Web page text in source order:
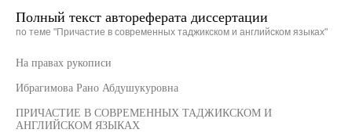
Полный текст автореферата диссертации
по теме "Причастие в современных таджикском и английском языках"
На правах рукописи
Ибрагимова Рано Абдушукуровна
ПРИЧАСТИЕ В СОВРЕМЕННЫХ ТАДЖИКСКОМ И
АНГЛИЙСКОМ ЯЗЫКАХ